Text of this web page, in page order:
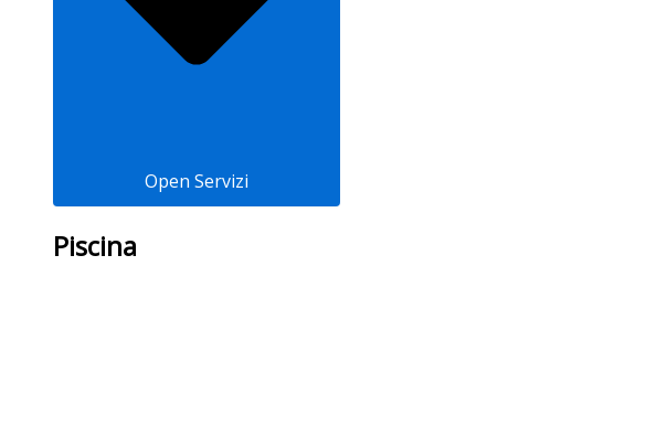
Open Servizi
Piscina